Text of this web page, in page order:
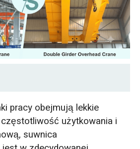
w obciążeniu kół
jest
pracy obejmują lekkie
użytkowania i
suwnica